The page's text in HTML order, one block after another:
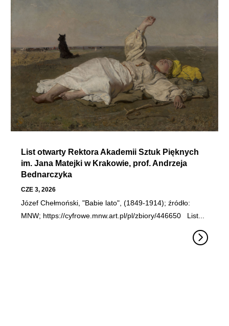
List otwarty Rektora Akademii Sztuk Pięknych
im. Jana Matejki w Krakowie, prof. Andrzeja
Bednarczyka
CZE 3, 2026
Józef Chełmoński, "Babie lato", (1849-1914); źródło:
MNW; https://cyfrowe.mnw.art.pl/pl/zbiory/446650 List...